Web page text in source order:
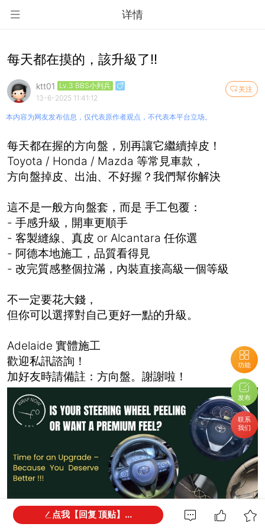
详情
功能
发布
联系
我们
每天都在摸的，該升級了!!
关注
ktt01 Lv.3 BBS小列兵
13-6-2025 11:41:12
本内容为网友发布信息，仅代表原作者观点，不代表本平台立场。
每天都在握的方向盤，別再讓它繼續掉皮！
Toyota / Honda / Mazda 等常見車款，
方向盤掉皮、出油、不好握？我們幫你解決
這不是一般方向盤套，而是 手工包覆：
- 手感升級，開車更順手
- 客製縫線、真皮 or Alcantara 任你選
- 阿德本地施工，品質看得見
- 改完質感整個拉滿，內裝直接高級一個等級
不一定要花大錢，
但你可以選擇對自己更好一點的升級。
Adelaide 實體施工
歡迎私訊諮詢！
加好友時請備註：方向盤。謝謝啦！
点我【回复 顶贴】...